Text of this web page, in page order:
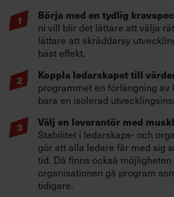
Börja med en tydlig
ni vill blir det lättare att välja
lättare att skräddarsy
bäst effekt.
Koppla ledarskapet till
programmet en förlängning av
bara en isolerad
Välj en leverantör med
Stabilitet i ledarskaps- och
gör att alla ledare får med sig
tid. Då finns också
organisationen gå program
tidigare.